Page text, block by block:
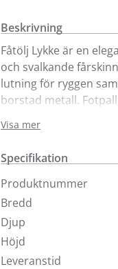
Beskrivning
Fåtölj Lykke är en
och svalkande
lutning för ryggen
borstad metall.
Armstödsskydd ingår.
Foten monteras av
Visa mer
Specifikation
Produktnummer
Bredd
Djup
Höjd
Leveranstid